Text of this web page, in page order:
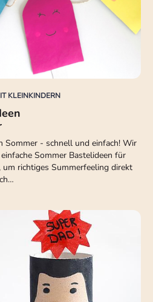
KLEINKINDERN
Sommer - schnell und einfach! Wir
Sommer Bastelideen für
um richtiges Summerfeeling direkt